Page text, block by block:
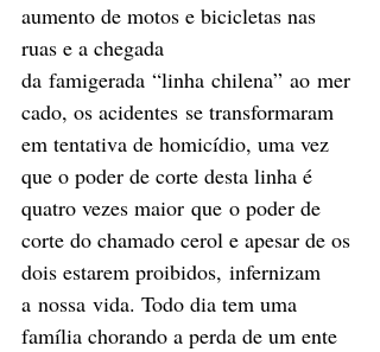
aumento de motos e bicicletas nas
ruas e a chegada
da famigerada “linha chilena” ao mer
cado, os acidentes se transformaram
em tentativa de homicídio, uma vez
que o poder de corte desta linha é
quatro vezes maior que o poder de
corte do chamado cerol e apesar de os
dois estarem proibidos, infernizam
a nossa vida. Todo dia tem uma
família chorando a perda de um ente